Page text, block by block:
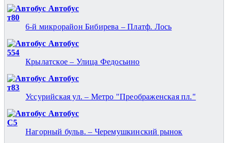
Автобус
т80
6-й микрорайон Бибирева – Платф. Лось
Автобус
554
Крылатское – Улица Федосьино
Автобус
т83
Уссурийская ул. – Метро "Преображенская пл."
Автобус
С5
Нагорный бульв. – Черемушкинский рынок